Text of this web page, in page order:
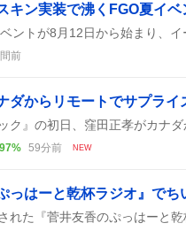
キン実装で沸くFGO夏イベ
前
ダからリモートでサプラ
97% 59分前 NEW